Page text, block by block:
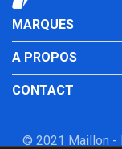
MARQUES
A PROPOS
CONTACT
© 2021 Maillon -